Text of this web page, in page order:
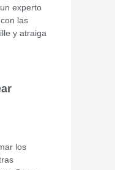
experto
las
y atraiga
los